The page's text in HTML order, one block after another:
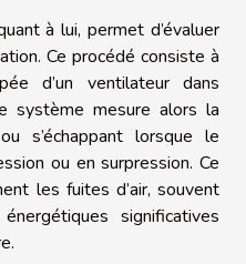
à lui, permet d’évaluer
Ce procédé consiste à
d’un ventilateur dans
système mesure alors la
s’échappant lorsque le
ou en surpression. Ce
les fuites d’air, souvent
significatives